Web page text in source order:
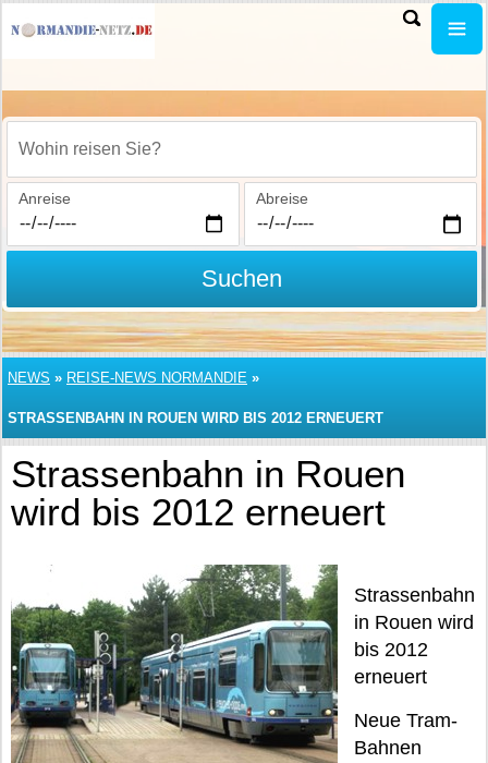
Wohin reisen Sie?
Anreise Abreise
Suchen
NEWS » REISE-NEWS NORMANDIE »
STRASSENBAHN IN ROUEN WIRD BIS 2012 ERNEUERT
Strassenbahn in Rouen
wird bis 2012 erneuert
Strassenbahn
in Rouen wird
bis 2012
erneuert
Neue Tram-
Bahnen